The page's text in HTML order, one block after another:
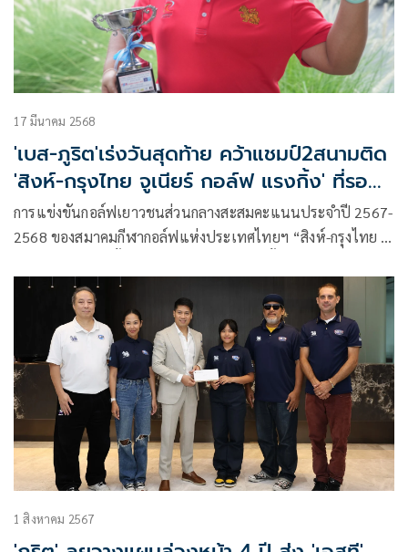
17 มีนาคม 2568
'เบส-ภูริต'เร่งวันสุดท้าย คว้าแชมป์2สนามติด
'สิงห์-กรุงไทย จูเนียร์ กอล์ฟ แรงกิ้ง' ที่รอยัล
ฮิลล์
การแข่งขันกอล์ฟเยาวชนส่วนกลางสะสมคะแนนประจำปี 2567-
2568 ของสมาคมกีฬากอล์ฟแห่งประเทศไทยฯ “สิงห์-กรุงไทย จู
สนามรอยัลฮิลล์ กอล์ฟ รีสอร์ท แอนด์ สปา จ.นครนายก ซึ่งเป็น
สนามสุดท้ายของแต่ละคลาส ก่อนเข้าสู่การแข่งขัน สิงห์-กรุงไทย
จูเนียร์ กอล์ฟ แชมเปี้ยนชิพ รอบคัดเลือกสู่ “จูเนียร์เวิลด์กอล์ฟ”
1 สิงหาคม 2567